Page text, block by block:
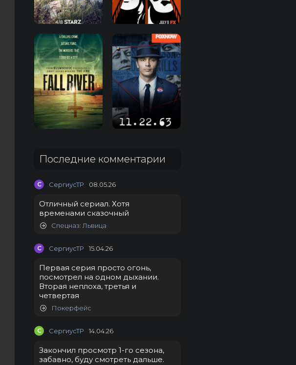
Последние комментарии
С СергиусТР 08.05.26
Отличный сериал. Хотя
временами сказочный
Спецназ: Львица
С СергиусТР 15.04.26
Первая серия просто огонь,
посмотрел на одном дыхании.
Вторая неплоха, третья и
четвертая
Покерфейс
С СергиусТР 14.04.26
Закончил просмотр 1-го сезона,
забавно, буду смотреть дальше.